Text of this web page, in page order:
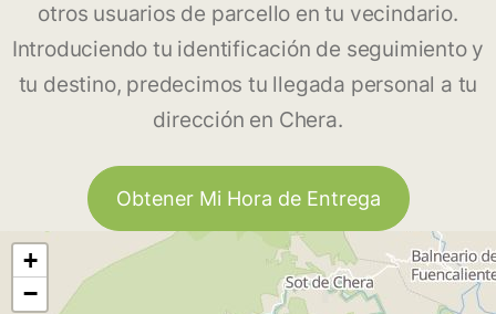
otros usuarios de parcello en tu vecindario.
Introduciendo tu identificación de seguimiento y
tu destino, predecimos tu llegada personal a tu
dirección en Chera.
Obtener Mi Hora de Entrega
+
−